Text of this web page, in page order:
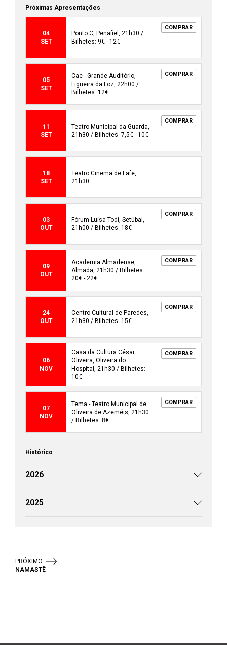
Próximas Apresentações
04
SET
Ponto C, Penafiel, 21h30 /
Bilhetes: 9€ - 12€
COMPRAR
05
SET
Cae - Grande Auditório,
Figueira da Foz, 22h00 /
Bilhetes: 12€
COMPRAR
11
SET
Teatro Municipal da Guarda,
21h30 / Bilhetes: 7,5€ - 10€
COMPRAR
18
SET
Teatro Cinema de Fafe,
21h30
03
OUT
Fórum Luísa Todi, Setúbal,
21h00 / Bilhetes: 18€
COMPRAR
09
OUT
Academia Almadense,
Almada, 21h30 / Bilhetes:
20€ - 22€
COMPRAR
24
OUT
Centro Cultural de Paredes,
21h30 / Bilhetes: 15€
COMPRAR
06
NOV
Casa da Cultura César
Oliveira, Oliveira do
Hospital, 21h30 / Bilhetes:
10€
COMPRAR
07
NOV
Tema - Teatro Municipal de
Oliveira de Azeméis, 21h30
/ Bilhetes: 8€
COMPRAR
Histórico
2026
2025
PRÓXIMO
NAMASTÊ